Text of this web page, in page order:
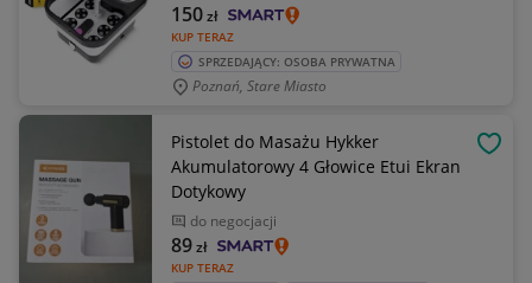
KUP TERAZ
150zł
SPRZEDAJĄCY: OSOBA PRYWATNA
Poznań, Stare Miasto
Pistolet do Masażu Hykker
Akumulatorowy 4 Głowice Etui Ekran
Dotykowy
do negocjacji
KUP TERAZ
89zł